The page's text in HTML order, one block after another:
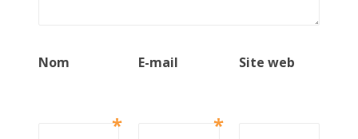
Nom
*
E-mail
*
Site web